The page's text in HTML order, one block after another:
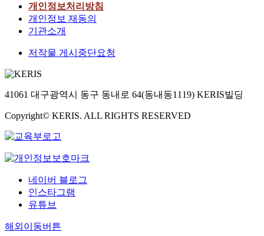
개인정보처리방침
개인정보 재동의
기관소개
저작물 게시중단요청
41061 대구광역시 동구 동내로 64(동내동1119) KERIS빌딩
Copyright© KERIS. ALL RIGHTS RESERVED
네이버 블로그
인스타그램
유튜브
해외이동버튼